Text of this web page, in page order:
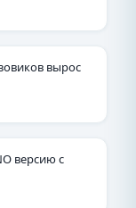
вырос
версию с